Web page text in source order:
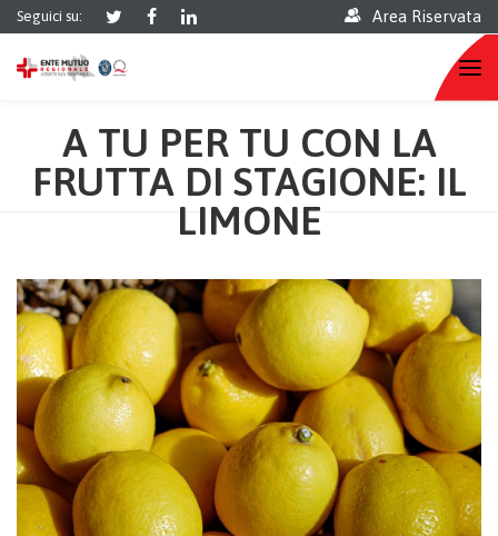
Seguici su: Area Riservata
A TU PER TU CON LA
FRUTTA DI STAGIONE: IL
LIMONE